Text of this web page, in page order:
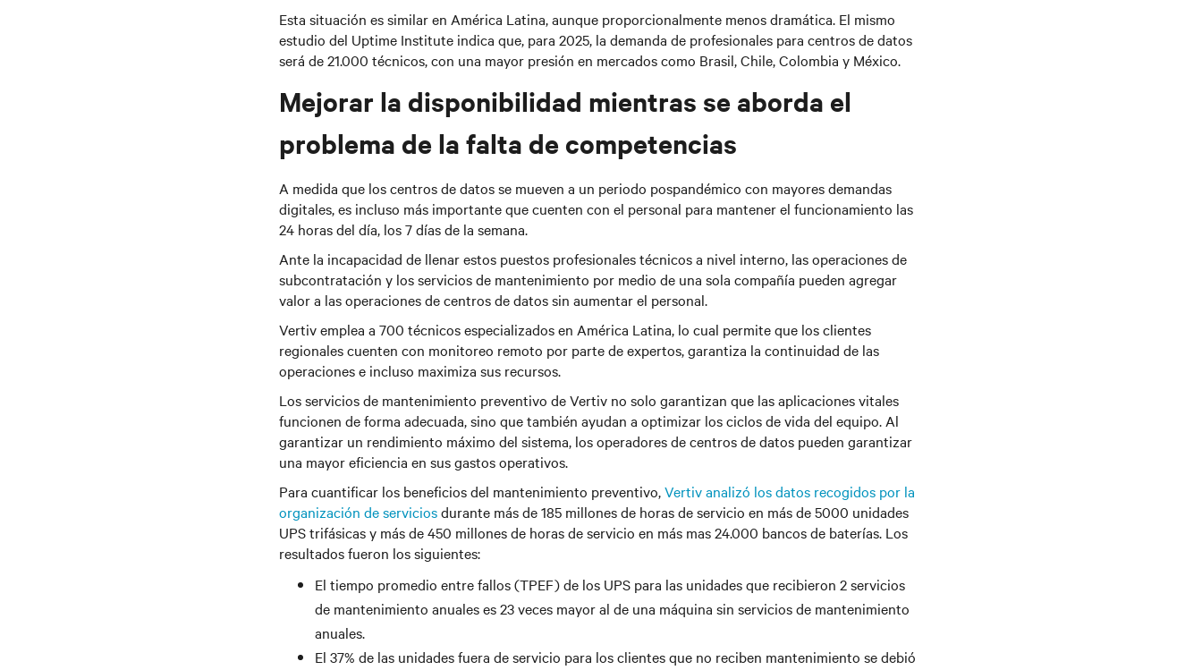
Esta situación es similar en América Latina, aunque proporcionalmente menos dramática. El mismo
estudio del Uptime Institute indica que, para 2025, la demanda de profesionales para centros de datos
será de 21.000 técnicos, con una mayor presión en mercados como Brasil, Chile, Colombia y México.
Mejorar la disponibilidad mientras se aborda el
problema de la falta de competencias
A medida que los centros de datos se mueven a un periodo pospandémico con mayores demandas
digitales, es incluso más importante que cuenten con el personal para mantener el funcionamiento las
24 horas del día, los 7 días de la semana.
Ante la incapacidad de llenar estos puestos profesionales técnicos a nivel interno, las operaciones de
subcontratación y los servicios de mantenimiento por medio de una sola compañía pueden agregar
valor a las operaciones de centros de datos sin aumentar el personal.
Vertiv emplea a 700 técnicos especializados en América Latina, lo cual permite que los clientes
regionales cuenten con monitoreo remoto por parte de expertos, garantiza la continuidad de las
operaciones e incluso maximiza sus recursos.
Los servicios de mantenimiento preventivo de Vertiv no solo garantizan que las aplicaciones vitales
funcionen de forma adecuada, sino que también ayudan a optimizar los ciclos de vida del equipo. Al
garantizar un rendimiento máximo del sistema, los operadores de centros de datos pueden garantizar
una mayor eficiencia en sus gastos operativos.
Para cuantificar los beneficios del mantenimiento preventivo,Vertiv analizó los datos recogidos por la
organización de serviciosdurante más de 185 millones de horas de servicio en más de 5000 unidades
UPS trifásicas y más de 450 millones de horas de servicio en más mas 24.000 bancos de baterías. Los
resultados fueron los siguientes:
El tiempo promedio entre fallos (TPEF) de los UPS para las unidades que recibieron 2 servicios
de mantenimiento anuales es 23 veces mayor al de una máquina sin servicios de mantenimiento
anuales.
El 37% de las unidades fuera de servicio para los clientes que no reciben mantenimiento se debió